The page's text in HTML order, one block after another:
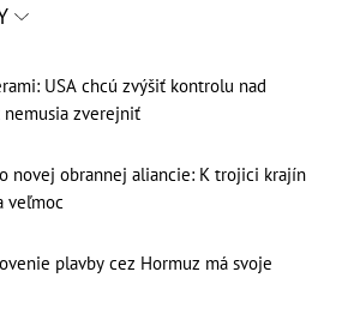
USA chcú zvýšiť kontrolu nad
nemusia zverejniť
novej obrannej aliancie: K trojici krajín
veľmoc
plavby cez Hormuz má svoje